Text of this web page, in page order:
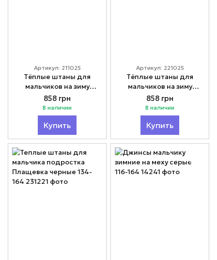
Артикул: 211025
Тёплые штаны для
мальчиков на зиму
Лыжник Модно серые
130-170
858 грн
В наличии
Купить
Артикул: 221025
Тёплые штаны для
мальчиков на зиму
Лыжник Модно синие
130-170
858 грн
В наличии
Купить